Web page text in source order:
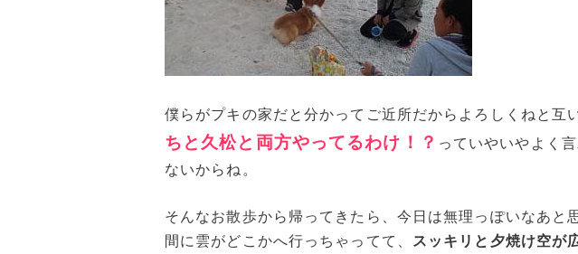
僕らがプキの家だと分かってご近所だからよろしくねと互
ちと久松と両方やってるわけ！？ っていやいやよく
ないからね。
そんなお散歩から帰ってきたら、今日は無理っぽいなあと
間に雲がどこかへ行っちゃってて、
スッキリと夕焼け空が